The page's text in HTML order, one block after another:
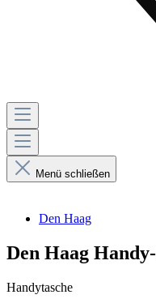
Menü schließen
Den Haag
Den Haag
Handytasche